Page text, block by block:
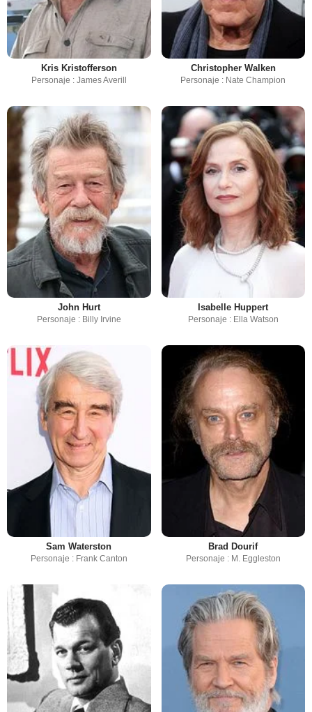
Kris Kristofferson
Personaje : James Averill
Christopher Walken
Personaje : Nate Champion
John Hurt
Personaje : Billy Irvine
Isabelle Huppert
Personaje : Ella Watson
Sam Waterston
Personaje : Frank Canton
Brad Dourif
Personaje : M. Eggleston